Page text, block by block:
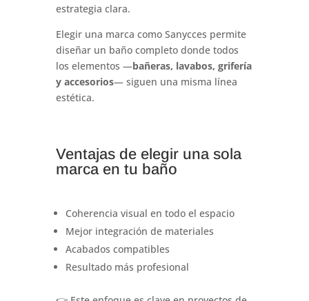
estrategia clara.
Elegir una marca como Sanycces permite
diseñar un baño completo donde todos
los elementos —bañeras, lavabos, grifería
y accesorios— siguen una misma línea
estética.
Ventajas de elegir una sola
marca en tu baño
Coherencia visual en todo el espacio
Mejor integración de materiales
Acabados compatibles
Resultado más profesional